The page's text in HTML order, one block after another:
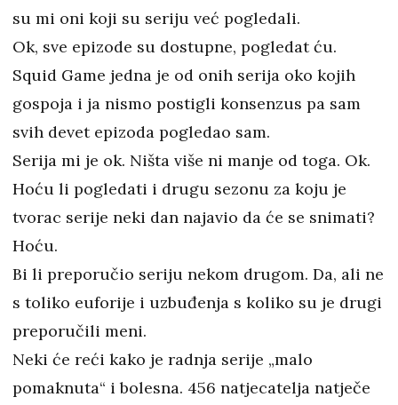
su mi oni koji su seriju već pogledali.
Ok, sve epizode su dostupne, pogledat ću.
Squid Game jedna je od onih serija oko kojih
gospoja i ja nismo postigli konsenzus pa sam
svih devet epizoda pogledao sam.
Serija mi je ok. Ništa više ni manje od toga. Ok.
Hoću li pogledati i drugu sezonu za koju je
tvorac serije neki dan najavio da će se snimati?
Hoću.
Bi li preporučio seriju nekom drugom. Da, ali ne
s toliko euforije i uzbuđenja s koliko su je drugi
preporučili meni.
Neki će reći kako je radnja serije „malo
pomaknuta“ i bolesna. 456 natjecatelja natječe